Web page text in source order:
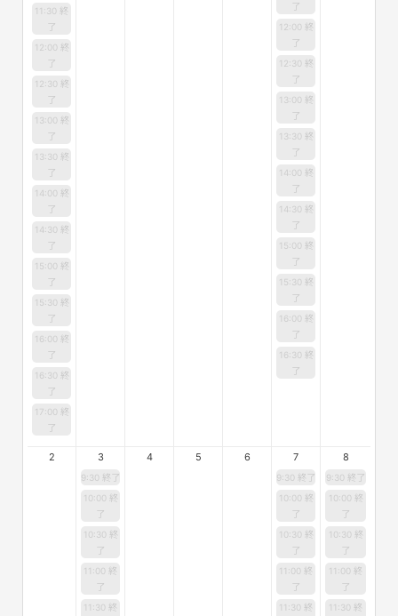
11:30 終
了
12:00 終
了
12:30 終
了
13:00 終
了
13:30 終
了
14:00 終
了
14:30 終
了
15:00 終
了
15:30 終
了
16:00 終
了
16:30 終
了
17:00 終
了
了
12:00 終
了
12:30 終
了
13:00 終
了
13:30 終
了
14:00 終
了
14:30 終
了
15:00 終
了
15:30 終
了
16:00 終
了
16:30 終
了
2 3
9:30 終了
10:00 終
了
10:30 終
了
11:00 終
了
11:30 終
4 5 6 7
9:30 終了
10:00 終
了
10:30 終
了
11:00 終
了
11:30 終
8
9:30 終了
10:00 終
了
10:30 終
了
11:00 終
了
11:30 終